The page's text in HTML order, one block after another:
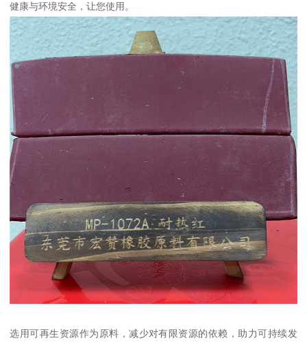
健康与环境安全，让您使用。
选用可再生资源作为原料，减少对有限资源的依赖，助力可持续发